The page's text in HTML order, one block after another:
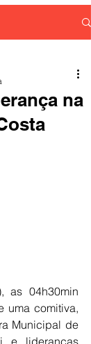
na
as 04h30min
uma comitiva,
Municipal de